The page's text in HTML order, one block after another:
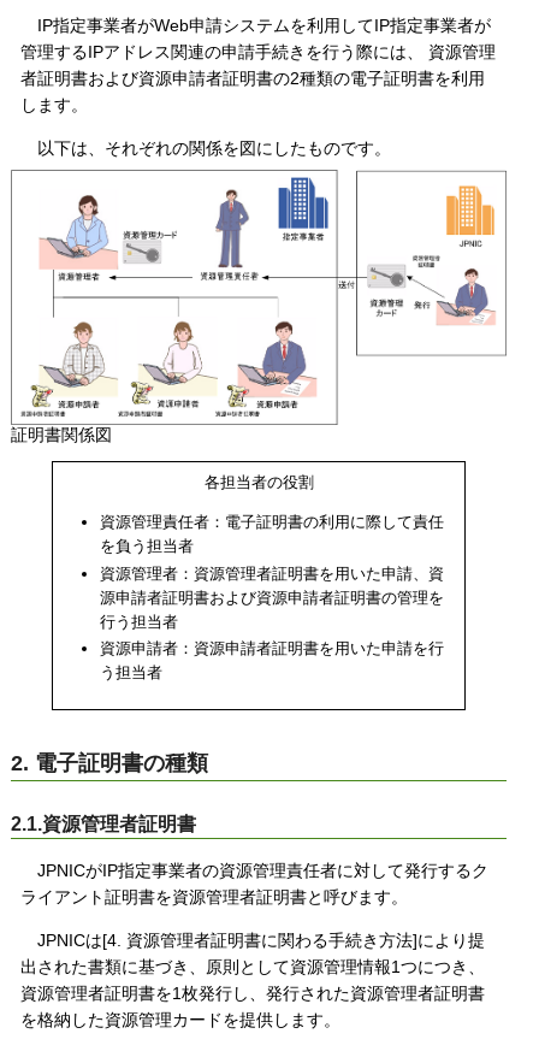
IP指定事業者がWeb申請システムを利用してIP指定事業者が
管理するIPアドレス関連の申請手続きを行う際には、 資源管理
者証明書および資源申請者証明書の2種類の電子証明書を利用
します。
以下は、それぞれの関係を図にしたものです。
証明書関係図
各担当者の役割
資源管理責任者：電子証明書の利用に際して責任
を負う担当者
資源管理者：資源管理者証明書を用いた申請、資
源申請者証明書および資源申請者証明書の管理を
行う担当者
資源申請者：資源申請者証明書を用いた申請を行
う担当者
2. 電子証明書の種類
2.1.資源管理者証明書
JPNICがIP指定事業者の資源管理責任者に対して発行するク
ライアント証明書を資源管理者証明書と呼びます。
JPNICは[4. 資源管理者証明書に関わる手続き方法]により提
出された書類に基づき、原則として資源管理情報1つにつき、
資源管理者証明書を1枚発行し、発行された資源管理者証明書
を格納した資源管理カードを提供します。